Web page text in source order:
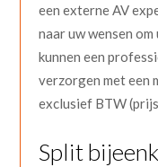
een externe AV
naar uw wensen
kunnen een
verzorgen met een
exclusief BTW
Split